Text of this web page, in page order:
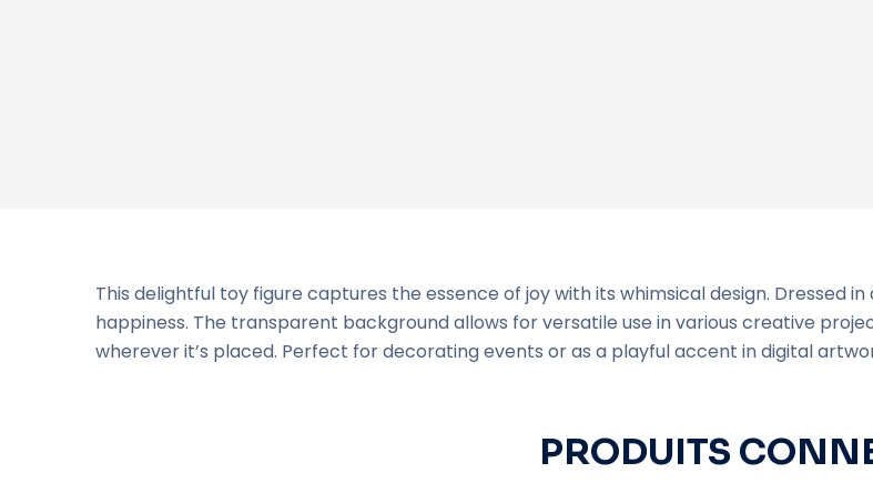
This delightful toy figure captures the essence of joy with its whimsical design. Dressed
happiness. The transparent background allows for versatile use in various creative
wherever it’s placed. Perfect for decorating events or as a playful accent in digital
PRODUITS